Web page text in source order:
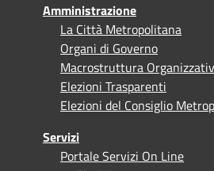
Amministrazione
La Città Metropolitana
Organi di Governo
Macrostruttura
Elezioni Trasparenti
Elezioni del Consiglio
Servizi
Portale Servizi On Line